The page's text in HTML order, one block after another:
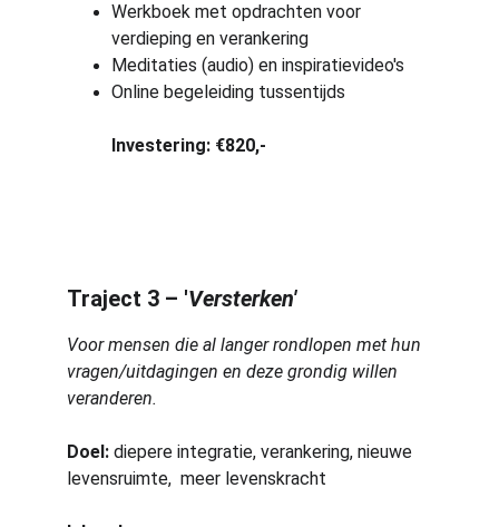
Werkboek met opdrachten voor
verdieping en verankering
Meditaties (audio) en inspiratievideo's
Online begeleiding tussentijds
Investering: €820,-
Traject 3 – 'Versterken'
Voor mensen die al langer rondlopen met hun
vragen/uitdagingen en deze grondig willen
veranderen.
Doel: diepere integratie, verankering, nieuwe
levensruimte,  meer levenskracht